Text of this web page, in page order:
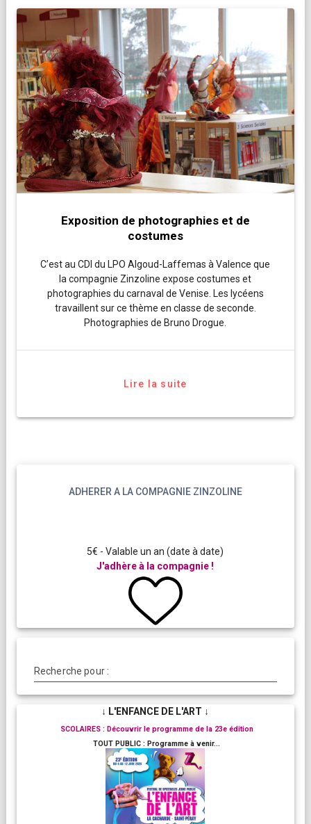
Exposition de photographies et de
costumes
C’est au CDI du LPO Algoud-Laffemas à Valence que
la compagnie Zinzoline expose costumes et
photographies du carnaval de Venise. Les lycéens
travaillent sur ce thème en classe de seconde.
Photographies de Bruno Drogue.
Lire la suite
ADHERER A LA COMPAGNIE ZINZOLINE
5€ - Valable un an (date à date)
J'adhère à la compagnie !
Recherche pour :
↓ L'ENFANCE DE L'ART ↓
SCOLAIRES : Découvrir le programme de la 23e édition
TOUT PUBLIC : Programme à venir...